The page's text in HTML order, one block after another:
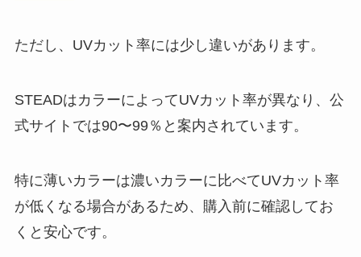
ただし、UVカット率には少し違いがあります。
STEADはカラーによってUVカット率が異なり、公
式サイトでは90〜99％と案内されています。
特に薄いカラーは濃いカラーに比べてUVカット率
が低くなる場合があるため、購入前に確認してお
くと安心です。